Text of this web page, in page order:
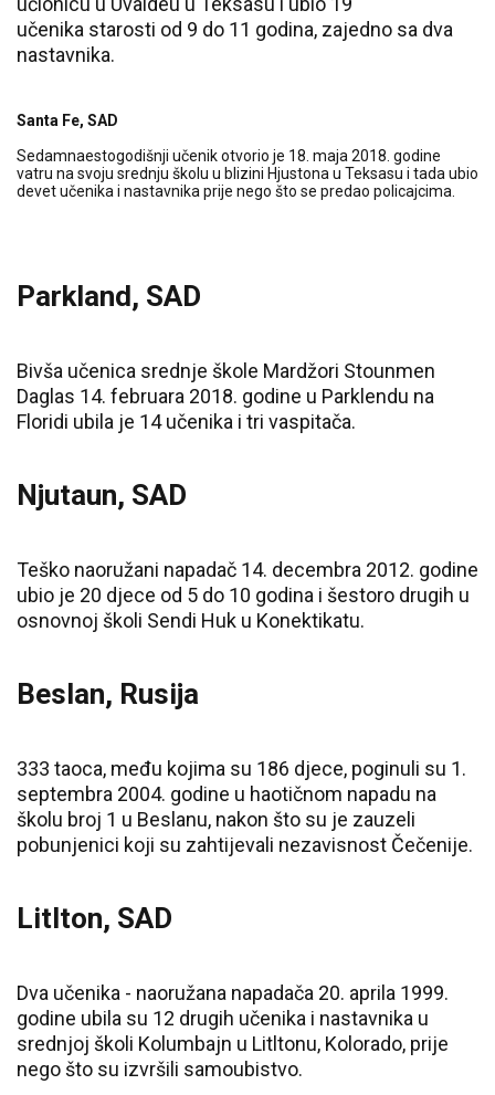
učenika starosti od 9 do 11 godina, zajedno sa dva
nastavnika.
Santa Fe, SAD
Sedamnaestogodišnji učenik otvorio je 18. maja 2018. godine
vatru na svoju srednju školu u blizini Hjustona u Teksasu i tada ubio
devet učenika i nastavnika prije nego što se predao policajcima.
Parkland, SAD
Bivša učenica srednje škole Mardžori Stounmen
Daglas 14. februara 2018. godine u Parklendu na
Floridi ubila je 14 učenika i tri vaspitača.
Njutaun, SAD
Teško naoružani napadač 14. decembra 2012. godine
ubio je 20 djece od 5 do 10 godina i šestoro drugih u
osnovnoj školi Sendi Huk u Konektikatu.
Beslan, Rusija
333 taoca, među kojima su 186 djece, poginuli su 1.
septembra 2004. godine u haotičnom napadu na
školu broj 1 u Beslanu, nakon što su je zauzeli
pobunjenici koji su zahtijevali nezavisnost Čečenije.
Litlton, SAD
Dva učenika - naoružana napadača 20. aprila 1999.
godine ubila su 12 drugih učenika i nastavnika u
srednjoj školi Kolumbajn u Litltonu, Kolorado, prije
nego što su izvršili samoubistvo.